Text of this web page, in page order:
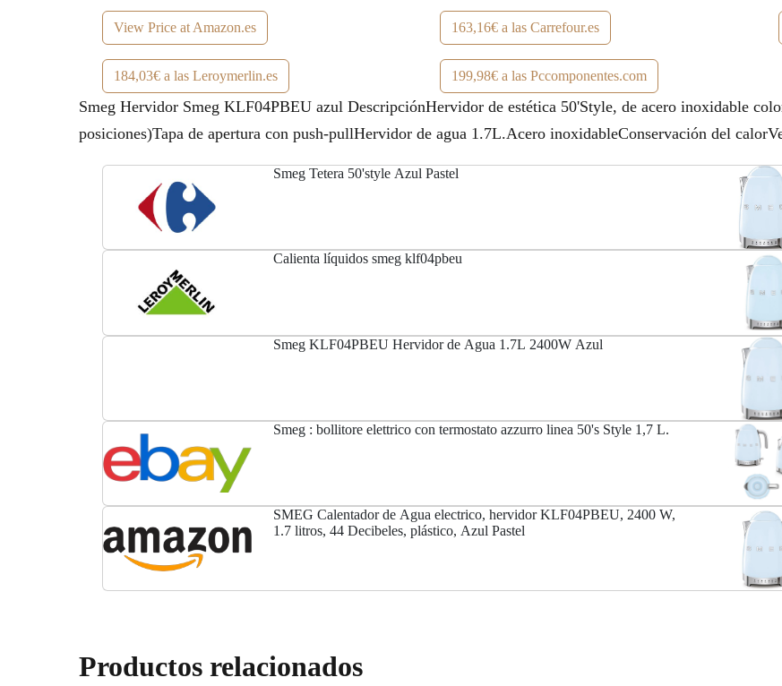
8
8
.
View Price at Amazon.es 163,16€ a las Carrefour.es
184,03€ a las Leroymerlin.es 199,98€ a las Pccomponentes.com
Smeg Hervidor Smeg KLF04PBEU azul DescripciónHervidor de estética 50'Style, de acero inoxidable
posiciones)Tapa de apertura con push-pullHervidor de agua 1.7L.Acero inoxidableConservación del
Smeg Tetera 50'style Azul Pastel
Calienta líquidos smeg klf04pbeu
Smeg KLF04PBEU Hervidor de Agua 1.7L 2400W Azul
Smeg : bollitore elettrico con termostato azzurro linea 50's Style 1,7 L.
SMEG Calentador de Agua electrico, hervidor KLF04PBEU, 2400 W,
1.7 litros, 44 Decibeles, plástico, Azul Pastel
Productos relacionados